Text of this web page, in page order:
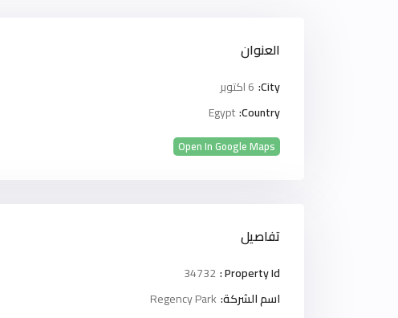
العنوان
City: 6 اكتوبر
Country:
Egypt
Open In Google Maps
تفاصيل
Property Id :
34732
اسم الشركة: Regency Park